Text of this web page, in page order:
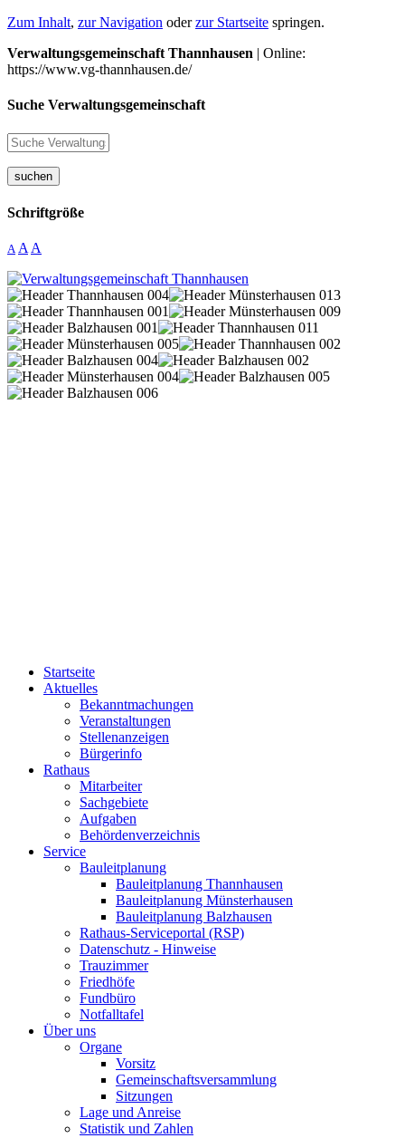
Zum Inhalt, zur Navigation oderzur Startseite springen.
Verwaltungsgemeinschaft Thannhausen | Online:
https://www.vg-thannhausen.de/
Suche Verwaltungsgemeinschaft
suchen
Schriftgröße
A A A
Startseite
Aktuelles
Bekanntmachungen
Veranstaltungen
Stellenanzeigen
Bürgerinfo
Rathaus
Mitarbeiter
Sachgebiete
Aufgaben
Behördenverzeichnis
Service
Bauleitplanung
Bauleitplanung Thannhausen
Bauleitplanung Münsterhausen
Bauleitplanung Balzhausen
Rathaus-Serviceportal (RSP)
Datenschutz - Hinweise
Trauzimmer
Friedhöfe
Fundbüro
Notfalltafel
Über uns
Organe
Vorsitz
Gemeinschaftsversammlung
Sitzungen
Lage und Anreise
Statistik und Zahlen